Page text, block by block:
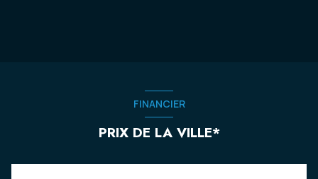
FINANCIER
PRIX DE LA VILLE*